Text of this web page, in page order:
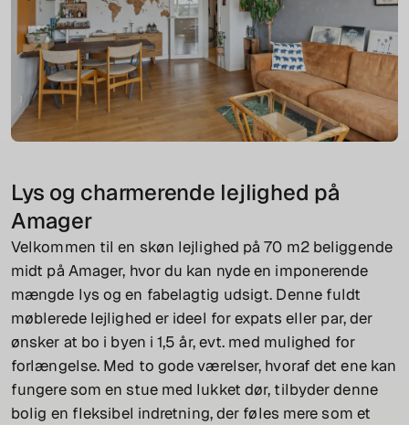
Lys og charmerende lejlighed på
Amager
Velkommen til en skøn lejlighed på 70 m2 beliggende
midt på Amager, hvor du kan nyde en imponerende
mængde lys og en fabelagtig udsigt. Denne fuldt
møblerede lejlighed er ideel for expats eller par, der
ønsker at bo i byen i 1,5 år, evt. med mulighed for
forlængelse. Med to gode værelser, hvoraf det ene kan
fungere som en stue med lukket dør, tilbyder denne
bolig en fleksibel indretning, der føles mere som et